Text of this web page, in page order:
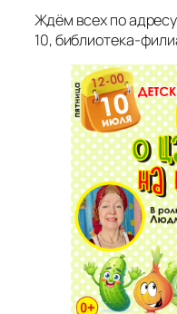
Ждём всех по
10, библиотека-